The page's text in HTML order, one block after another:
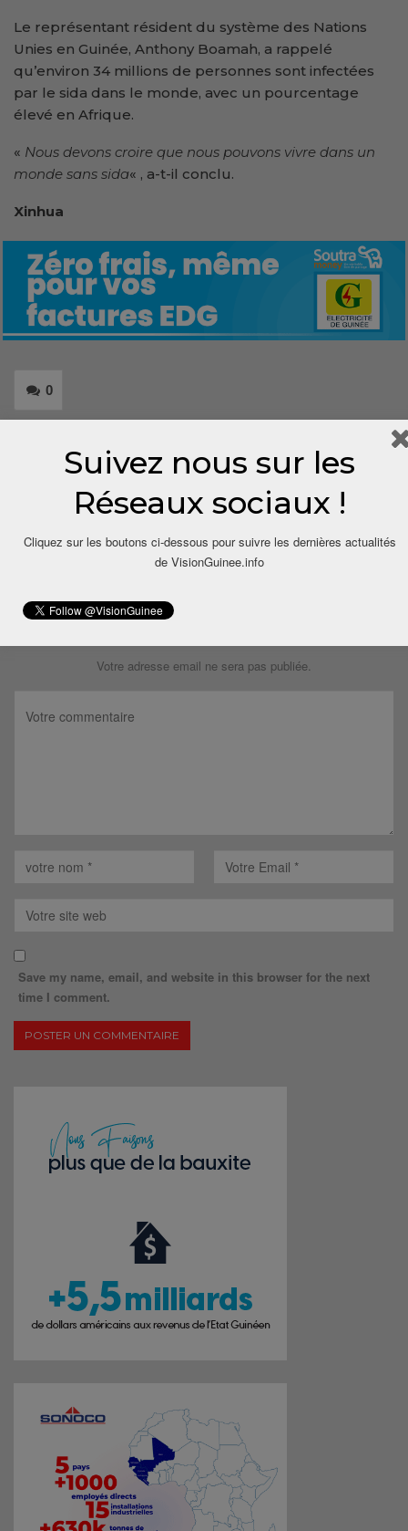
Le représentant résident du système des Nations
Unies en Guinée, Anthony Boamah, a rappelé
qu’environ 34 millions de personnes sont infectées
par le sida dans le monde, avec un pourcentage
élevé en Afrique.
« Nous devons croire que nous pouvons vivre dans un
monde sans sida« , a-t-il conclu.
Xinhua
0
LAISSER UN COMMENTAIRE
Votre adresse email ne sera pas publiée.
Save my name, email, and website in this browser for the next
time I comment.
Suivez nous sur les
Réseaux sociaux !
Cliquez sur les boutons ci-dessous pour suivre les dernières actualités
de VisionGuinee.info